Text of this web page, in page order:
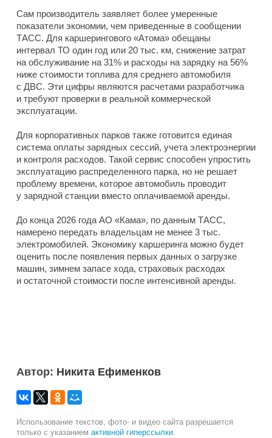
Сам производитель заявляет более умеренные
показатели экономии, чем приведенные в сообщении
ТАСС. Для каршерингового «Атома» обещаны
интервал ТО один год или 20 тыс. км, снижение затрат
на обслуживание на 31% и расходы на зарядку на 56%
ниже стоимости топлива для среднего автомобиля
с ДВС. Эти цифры являются расчетами разработчика
и требуют проверки в реальной коммерческой
эксплуатации.
Для корпоративных парков также готовится единая
система оплаты зарядных сессий, учета электроэнергии
и контроля расходов. Такой сервис способен упростить
эксплуатацию распределенного парка, но не решает
проблему времени, которое автомобиль проводит
у зарядной станции вместо оплачиваемой аренды.
До конца 2026 года АО «Кама», по данным ТАСС,
намерено передать владельцам не менее 3 тыс.
электромобилей. Экономику каршеринга можно будет
оценить после появления первых данных о загрузке
машин, зимнем запасе хода, страховых расходах
и остаточной стоимости после интенсивной аренды.
Автор: Никита Ефименков
Использование текстов, фото- и видео сайта разрешается
только с указанием активной гиперссылки.